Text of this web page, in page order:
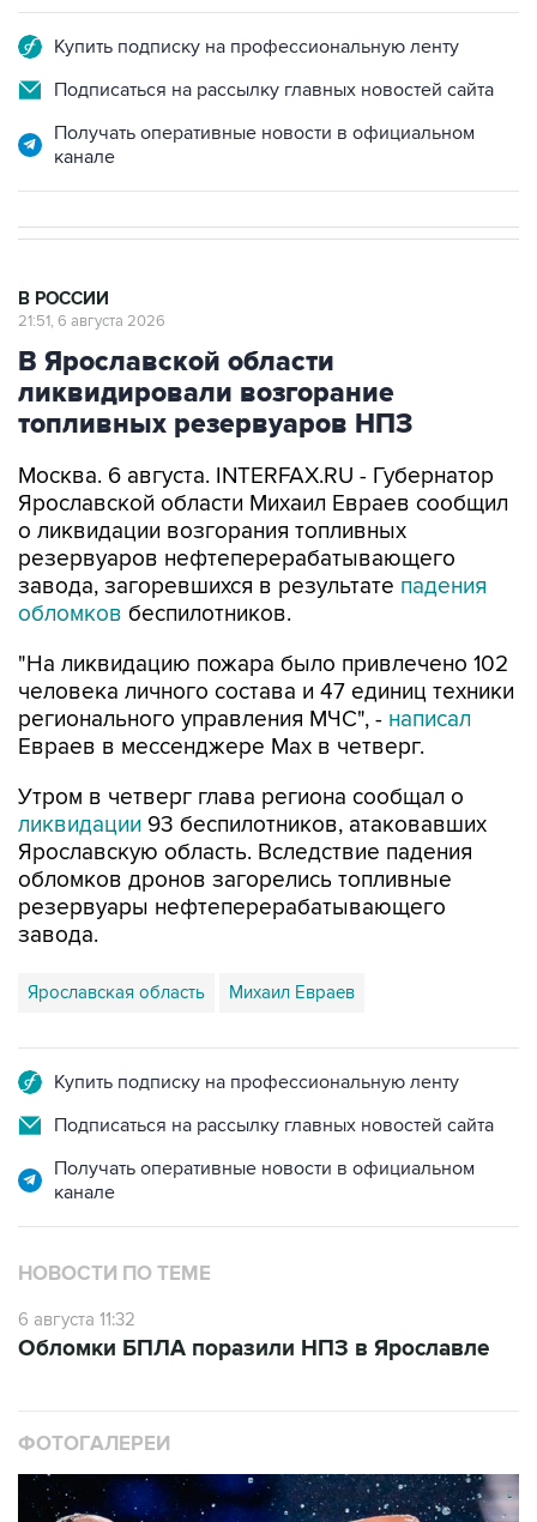
Купить подписку на профессиональную ленту
Подписаться на рассылку главных новостей сайта
Получать оперативные новости в официальном
канале
В РОССИИ
21:51, 6 августа 2026
В Ярославской области
ликвидировали возгорание
топливных резервуаров НПЗ
Москва. 6 августа. INTERFAX.RU - Губернатор
Ярославской области Михаил Евраев сообщил
о ликвидации возгорания топливных
резервуаров нефтеперерабатывающего
завода, загоревшихся в результате падения
обломков беспилотников.
"На ликвидацию пожара было привлечено 102
человека личного состава и 47 единиц техники
регионального управления МЧС", - написал
Евраев в мессенджере Мах в четверг.
Утром в четверг глава региона сообщал о
ликвидации 93 беспилотников, атаковавших
Ярославскую область. Вследствие падения
обломков дронов загорелись топливные
резервуары нефтеперерабатывающего
завода.
Ярославская область Михаил Евраев
Купить подписку на профессиональную ленту
Подписаться на рассылку главных новостей сайта
Получать оперативные новости в официальном
канале
НОВОСТИ ПО ТЕМЕ
6 августа 11:32
Обломки БПЛА поразили НПЗ в Ярославле
ФОТОГАЛЕРЕИ